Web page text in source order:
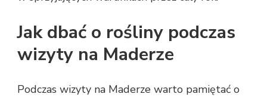
Jak dbać o rośliny podczas
wizyty na Maderze
Podczas wizyty na Maderze warto pamiętać o